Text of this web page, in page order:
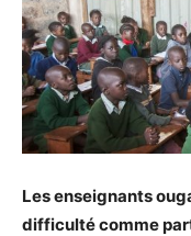
Les enseignants
difficulté comme